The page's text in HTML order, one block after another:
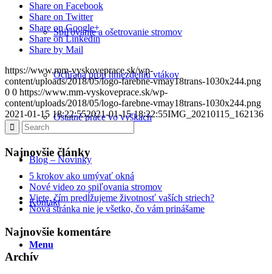
Spiľovanie a ošetrovanie stromov
Ochrana proti hniezdeniu vtákov
Ostatné práce vo výškach
Blog – Novinky
Kontakt
Menu
Share on Facebook
Share on Twitter
Share on Google+
Share on Linkedin
Share by Mail
https://www.mm-vyskoveprace.sk/wp-
content/uploads/2018/05/logo-farebne-vmay18trans-1030x244.png
0 0 https://www.mm-vyskoveprace.sk/wp-
content/uploads/2018/05/logo-farebne-vmay18trans-1030x244.png
2021-01-15 18:22:552021-01-15 18:22:55IMG_20210115_162136
Najnovšie články
5 krokov ako umývať okná
Nové video zo spiľovania stromov
Viete, čím predĺžujeme životnosť vaších striech?
Nová stránka nie je všetko, čo vám prinášame
Najnovšie komentáre
Archív